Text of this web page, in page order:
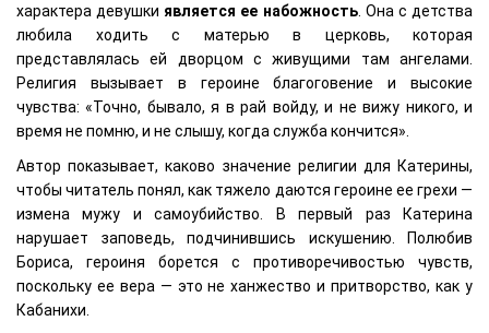
характера девушки является ее набожность. Она с детства
любила ходить с матерью в церковь, которая
представлялась ей дворцом с живущими там ангелами.
Религия вызывает в героине благоговение и высокие
чувства: «Точно, бывало, я в рай войду, и не вижу никого, и
время не помню, и не слышу, когда служба кончится».
Автор показывает, каково значение религии для Катерины,
чтобы читатель понял, как тяжело даются героине ее грехи —
измена мужу и самоубийство. В первый раз Катерина
нарушает заповедь, подчинившись искушению. Полюбив
Бориса, героиня борется с противоречивостью чувств,
поскольку ее вера — это не ханжество и притворство, как у
Кабанихи.